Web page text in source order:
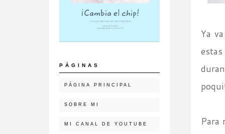
Ya
Para
PÁGINAS
PÁGINA PRINCIPAL
SOBRE MI
MI CANAL DE YOUTUBE